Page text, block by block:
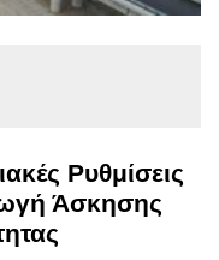
Ρυθμίσεις
Άσκησης